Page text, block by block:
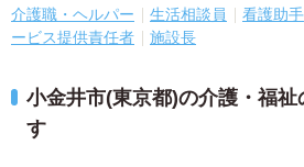
介護職・ヘルパー 生活相談員 看護助手
ービス提供責任者
施設長
小金井市(東京都)の介護・福
す